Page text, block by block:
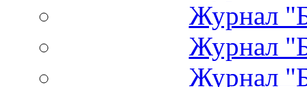
Журнал
Журнал
Журнал